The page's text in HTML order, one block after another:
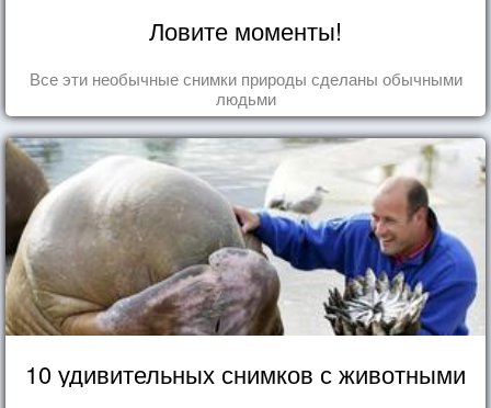
Ловите моменты!
Все эти необычные снимки природы сделаны обычными
людьми
10 удивительных снимков с животными